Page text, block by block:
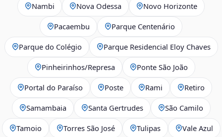
Nambi Nova Odessa Novo Horizonte
Pacaembu Parque Centenário
Parque do Colégio Parque Residencial Eloy Chaves
Pinheirinhos/Represa Ponte São João
Portal do Paraíso Poste Rami Retiro
Samambaia Santa Gertrudes São Camilo
Tamoio Torres São José Tulipas Vale Azul